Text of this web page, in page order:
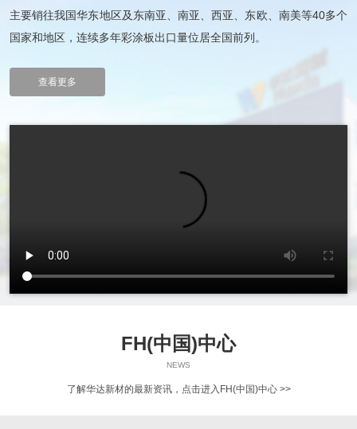
主要销往我国华东地区及东南亚、南亚、西亚、东欧、南美等40多个
国家和地区，连续多年彩涂板出口量位居全国前列。
查看更多
FH(中国)中心
NEWS
了解华达新材的最新资讯， 点击进入FH(中国)中心 >>